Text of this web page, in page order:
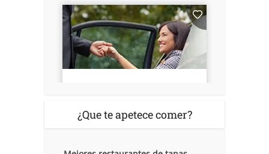
¿Que te apetece comer?